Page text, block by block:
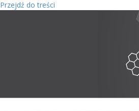
Przejdź do treści